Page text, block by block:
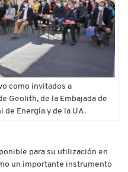
como invitados a
Geolith, de la Embajada de
de Energía y de la UA.
para su utilización en
un importante instrumento